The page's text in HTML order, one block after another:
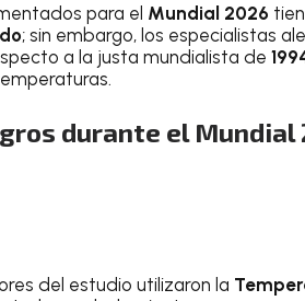
para el Mundial 2026
; sin embargo, los especialistas
a la justa mundialista de
durante el Mundial
del estudio utilizaron la